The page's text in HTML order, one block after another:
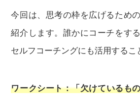
今回は、思考の枠を広げるため
紹介します。誰かにコーチをす
セルフコーチングにも活用するこ
ワークシート：「欠けているも